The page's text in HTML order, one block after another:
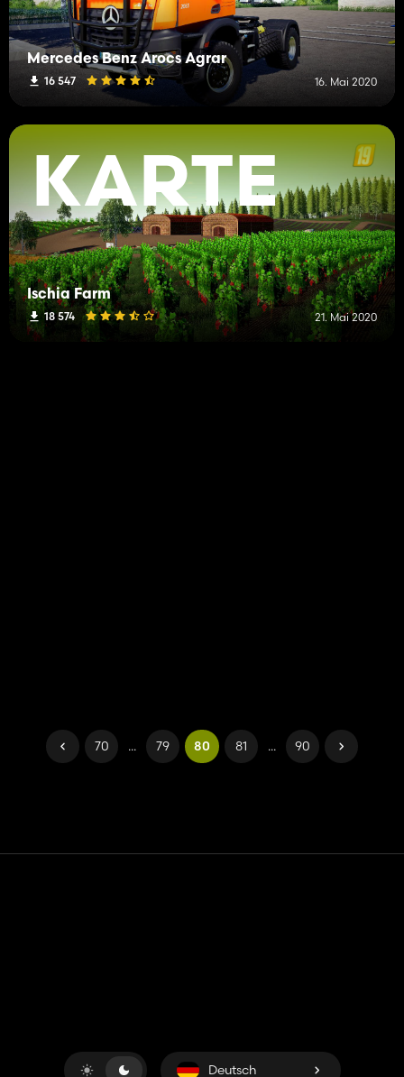
Mercedes Benz Arocs Agrar
16 547 16. Mai 2020
KARTE
Ischia Farm
18 574 21. Mai 2020
70 ... 79 80 81 ... 90
Deutsch